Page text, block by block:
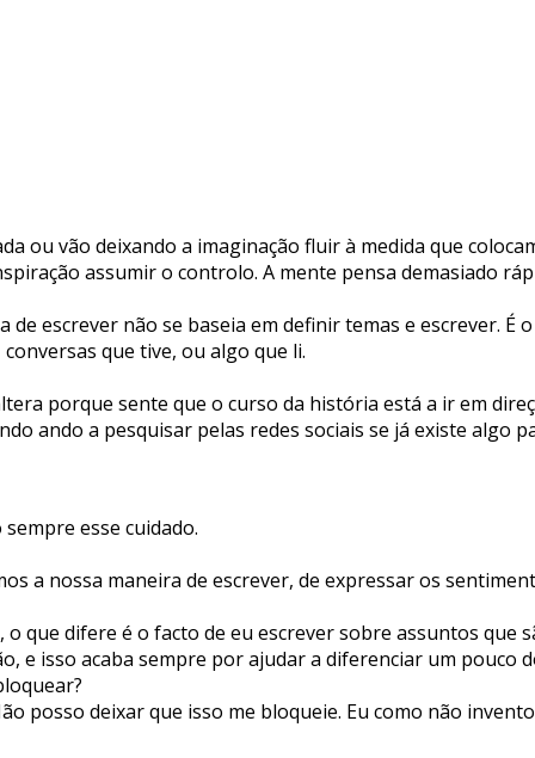
ou vão deixando a imaginação fluir à medida que
assumir o controlo. A mente pensa demasiado
escrever não se baseia em definir temas e escrever.
que tive, ou algo que li.
porque sente que o curso da história está a ir em
ando a pesquisar pelas redes sociais se já existe algo
esse cuidado.
a nossa maneira de escrever, de expressar os
que difere é o facto de eu escrever sobre assuntos que
e isso acaba sempre por ajudar a diferenciar um pouco
posso deixar que isso me bloqueie. Eu como não